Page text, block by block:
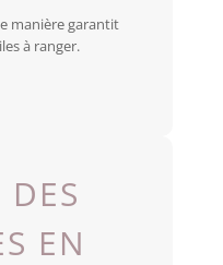
manière garantit
à ranger.
EN